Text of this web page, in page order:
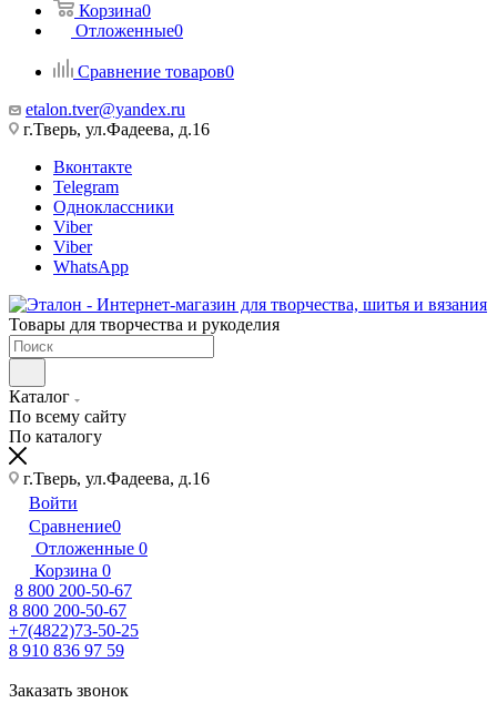
Корзина0
Отложенные0
Сравнение товаров0
etalon.tver@yandex.ru
г.Тверь, ул.Фадеева, д.16
Вконтакте
Telegram
Одноклассники
Viber
Viber
WhatsApp
Товары для творчества и рукоделия
Каталог
По всему сайту
По каталогу
г.Тверь, ул.Фадеева, д.16
Войти
Сравнение0
Отложенные 0
Корзина 0
8 800 200-50-67
8 800 200-50-67
+7(4822)73-50-25
8 910 836 97 59
Заказать звонок